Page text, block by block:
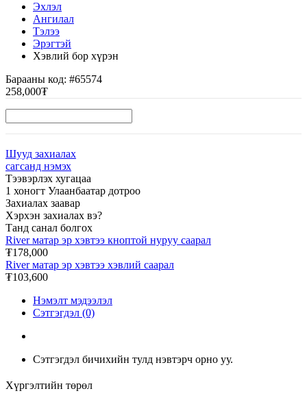
Эхлэл
Ангилал
Тэлээ
Эрэгтэй
Хэвлий бор хүрэн
Барааны код: #65574
258,000₮
Шууд захиалах
сагсанд нэмэх
Тээвэрлэх хугацаа
1 хоногт Улаанбаатар дотроо
Захиалах заавар
Хэрхэн захиалах вэ?
Танд санал болгох
River матар эр хэвтээ кноптой нуруу саарал
₮178,000
River матар эр хэвтээ хэвлий саарал
₮103,600
Нэмэлт мэдээлэл
Сэтгэгдэл (0)
Сэтгэгдэл бичихийн тулд нэвтэрч орно уу.
Хүргэлтийн төрөл